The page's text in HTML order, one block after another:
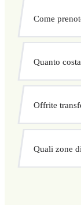
Come
confermare
Quanto
concordato
Offrite
ritorno
Quali zone